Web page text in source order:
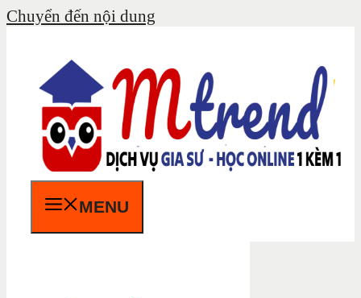
Chuyển đến nội dung
MENU